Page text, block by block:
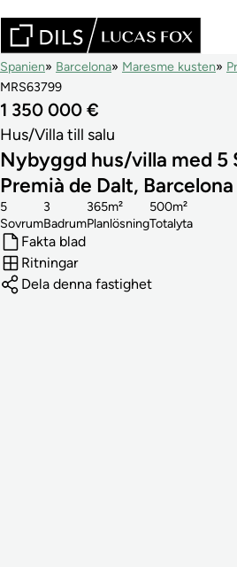
Spanien Barcelona Maresme kusten
MRS63799
1 350 000 €
Hus/Villa till salu
Nybyggd hus/villa med 5
Premià de Dalt, Barcelona
Sovrum
5
Badrum
3
Planlösning
365m²
Totalyta
500m²
Fakta blad
Ritningar
Dela denna fastighet